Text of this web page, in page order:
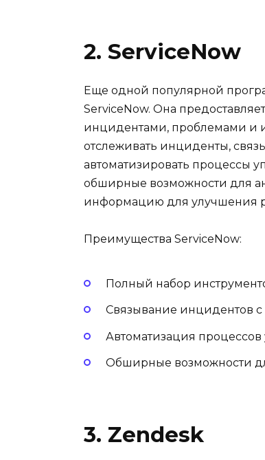
2. ServiceNow
Еще одной популярной
ServiceNow. Она
инцидентами, проблемами и
отслеживать инциденты,
автоматизировать процессы
обширные возможности для
информацию для улучшения
Преимущества ServiceNow:
Полный набор
Связывание инцидентов
Автоматизация
Обширные возможности
3. Zendesk